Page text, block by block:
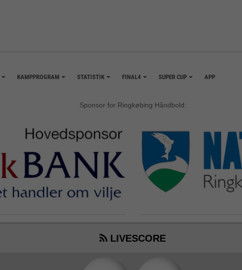
KAMPPROGRAM STATISTIK FINAL4 SUPER CUP APP
Sponsor for Ringkøbing Håndbold:
LIVESCORE